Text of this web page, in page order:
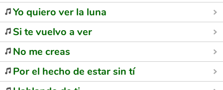
Yo quiero ver la luna
Si te vuelvo a ver
No me creas
Por el hecho de estar sin tí